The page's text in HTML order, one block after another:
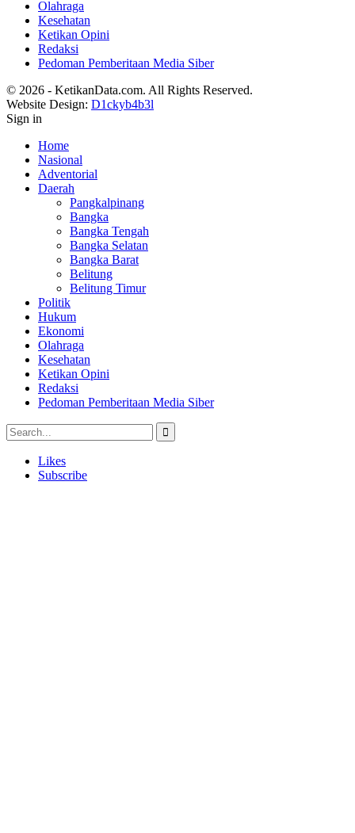
Olahraga
Kesehatan
Ketikan Opini
Redaksi
Pedoman Pemberitaan Media Siber
© 2026 - KetikanData.com. All Rights Reserved.
Website Design: D1ckyb4b3l
Sign in
Home
Nasional
Adventorial
Daerah
Pangkalpinang
Bangka
Bangka Tengah
Bangka Selatan
Bangka Barat
Belitung
Belitung Timur
Politik
Hukum
Ekonomi
Olahraga
Kesehatan
Ketikan Opini
Redaksi
Pedoman Pemberitaan Media Siber
Likes
Subscribe